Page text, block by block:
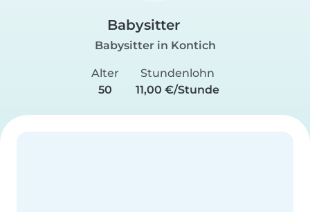
Babysitter
Babysitter in Kontich
Alter
50
Stundenlohn
11,00 €/Stunde